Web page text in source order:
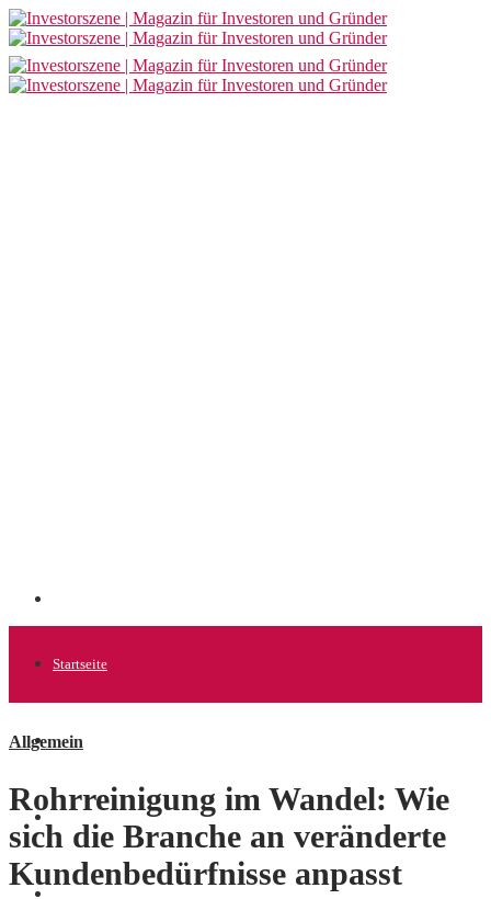
Startseite
Allgemein
Allgemein
Rohrreinigung im Wandel: Wie
sich die Branche an veränderte
Kundenbedürfnisse anpasst